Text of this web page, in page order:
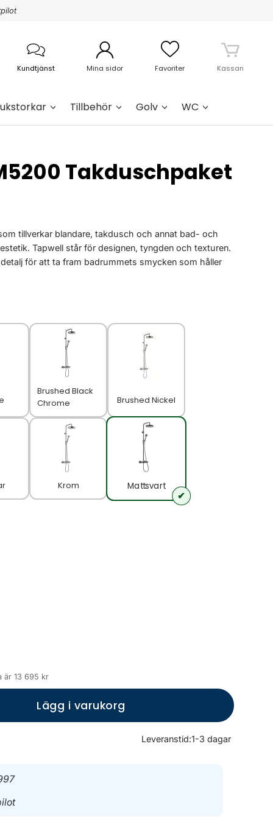
Kundtjänst Mina sidor Favoriter Kassan
Tillbehör Golv WC
Takduschpaket
tillverkar blandare, takdusch och annat bad- och
Tapwell står för designen, tyngden och texturen.
för att ta fram badrummets smycken som håller
Brushed Black
Chrome
Brushed Nickel
Krom Mattsvart
är 13 695 kr
Lägg i varukorg
Leveranstid:1-3 dagar